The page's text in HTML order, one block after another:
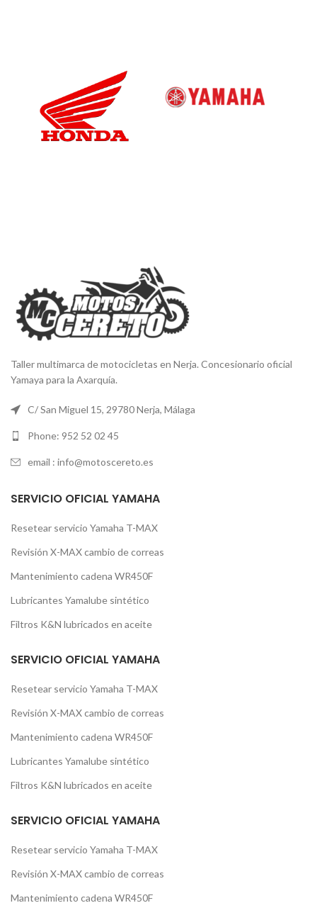
Taller multimarca de motocicletas en Nerja. Concesionario oficial
Yamaya para la Axarquía.
C/ San Miguel 15, 29780 Nerja, Málaga
Phone: 952 52 02 45
email : info@motoscereto.es
SERVICIO OFICIAL YAMAHA
Resetear servicio Yamaha T-MAX
Revisión X-MAX cambio de correas
Mantenimiento cadena WR450F
Lubricantes Yamalube sintético
Filtros K&N lubricados en aceite
SERVICIO OFICIAL YAMAHA
Resetear servicio Yamaha T-MAX
Revisión X-MAX cambio de correas
Mantenimiento cadena WR450F
Lubricantes Yamalube sintético
Filtros K&N lubricados en aceite
SERVICIO OFICIAL YAMAHA
Resetear servicio Yamaha T-MAX
Revisión X-MAX cambio de correas
Mantenimiento cadena WR450F